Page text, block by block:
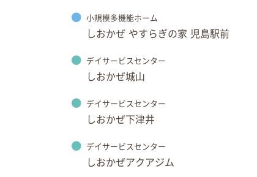
小規模多機能ホーム
しおかぜ やすらぎの家 児島駅前
デイサービスセンター
しおかぜ城山
デイサービスセンター
しおかぜ下津井
デイサービスセンター
しおかぜアクアジム